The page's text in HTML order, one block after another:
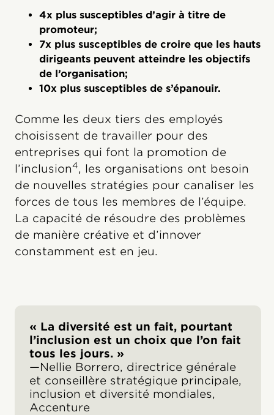
4x plus susceptibles d’agir à titre de
promoteur;
7x plus susceptibles de croire que les hauts
dirigeants peuvent atteindre les objectifs
de l’organisation;
10x plus susceptibles de s’épanouir.
Comme les deux tiers des employés
choisissent de travailler pour des
entreprises qui font la promotion de
l’inclusion4, les organisations ont besoin
de nouvelles stratégies pour canaliser les
forces de tous les membres de l’équipe.
La capacité de résoudre des problèmes
de manière créative et d’innover
constamment est en jeu.
« La diversité est un fait, pourtant
l’inclusion est un choix que l’on fait
tous les jours. »
—Nellie Borrero, directrice générale
et conseillère stratégique principale,
inclusion et diversité mondiales,
Accenture